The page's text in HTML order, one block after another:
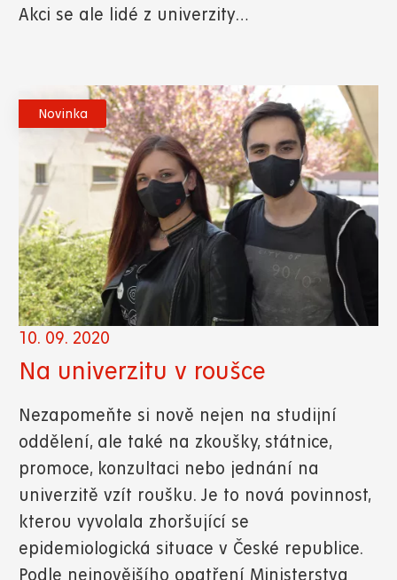
Akci se ale lidé z univerzity…
Novinka
10. 09. 2020
Na univerzitu v roušce
Nezapomeňte si nově nejen na studijní
oddělení, ale také na zkoušky, státnice,
promoce, konzultaci nebo jednání na
univerzitě vzít roušku. Je to nová povinnost,
kterou vyvolala zhoršující se
epidemiologická situace v České republice.
Podle nejnovějšího opatření Ministerstva